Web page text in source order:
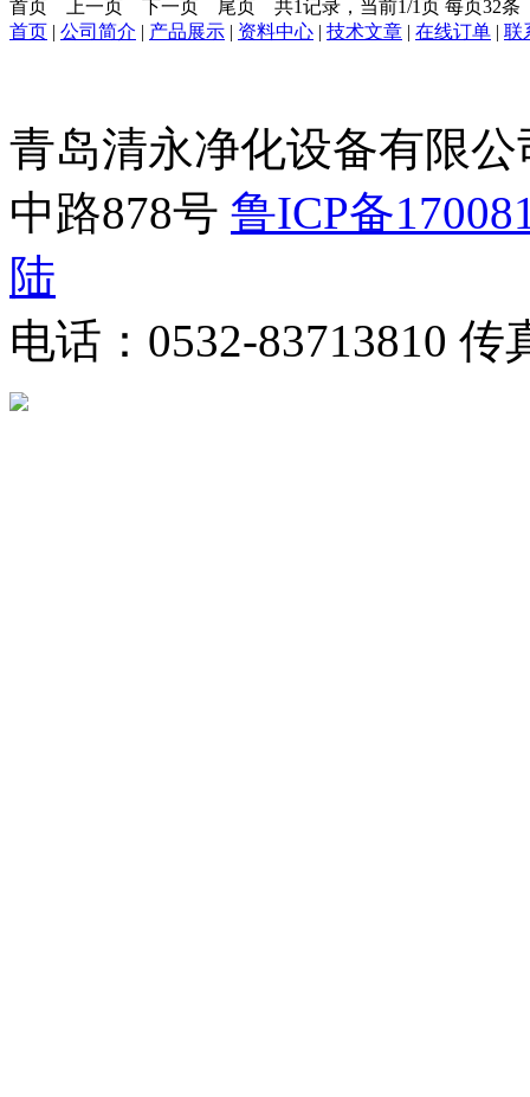
首页 上一页 下一页 尾页 共1记录，当前1/1页 每页32
首页 | 公司简介 | 产品展示 | 资料中心 | 技术文章 | 在线订单 | 联
青岛清永净化设备有限
中路878号 鲁ICP备
陆
电话：0532-83713810